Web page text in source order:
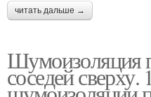
читать дальше →
Шумоизоляция
соседей сверху.